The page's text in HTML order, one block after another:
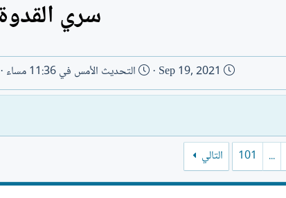
سري القدوة
ت
ا
خ
ا
ل
إ
Sep 19, 2021 التحديث الأمس في 11:36 مساء
...
101 التالي